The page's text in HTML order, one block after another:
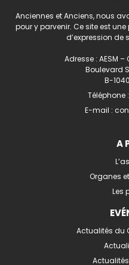
Anciennes et Anciens, nous
pour y parvenir. Ce site est
d’expression de
Adresse : AESM
Boulevard
B-
Téléphone :
E-mail :
A
Organes
Les
Actualités du